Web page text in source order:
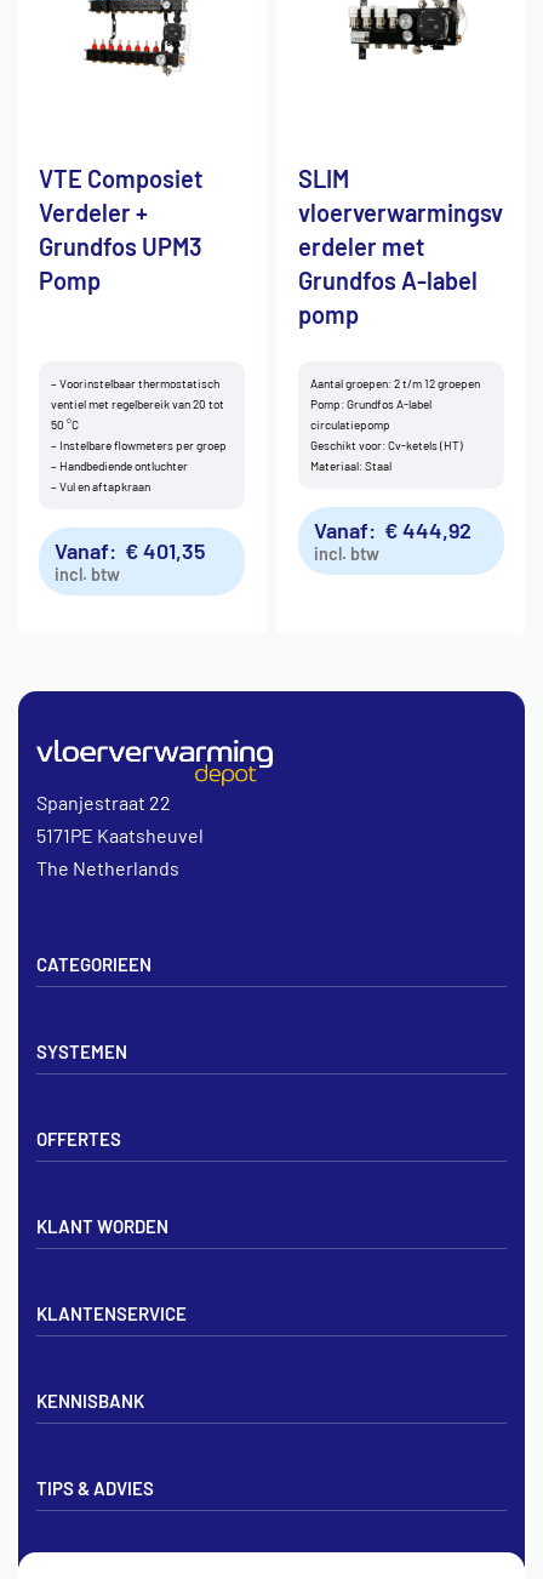
VTE Composiet
Verdeler +
Grundfos UPM3
Pomp
– Voorinstelbaar thermostatisch
ventiel met regelbereik van 20 tot
50 °C
– Instelbare flowmeters per groep
– Handbediende ontluchter
– Vul en aftapkraan
Vanaf: €401,35
incl. btw
SLIM
vloerverwarmingsv
erdeler met
Grundfos A-label
pomp
Aantal groepen: 2 t/m 12 groepen
Pomp: Grundfos A-label
circulatiepomp
Geschikt voor: Cv-ketels (HT)
Materiaal: Staal
Vanaf: €444,92
incl. btw
CATEGORIEEN
Verdelers
Noppenplaten
Draadmatten
SYSTEMEN
Noppenplaat systeem
OFFERTES
Offerte voor vloerverwarming
Vloerverwarming Tilburg
KLANT WORDEN
Aanmelden zakelijk
Spanjestraat 22
5171PE Kaatsheuvel
The Netherlands
KLANTENSERVICE
Zakelijk aanmelden
Bezorgen & afhalen
Privacybeleid
KENNISBANK
Vloerverwarming en radiatoren
TIPS & ADVIES
Vloerverwarming zelf leggen